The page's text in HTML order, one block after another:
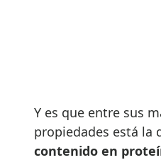
Y es que entre sus
propiedades está la
contenido en